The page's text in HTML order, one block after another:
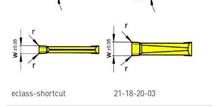
eclass-shortcut 21-18-20-03